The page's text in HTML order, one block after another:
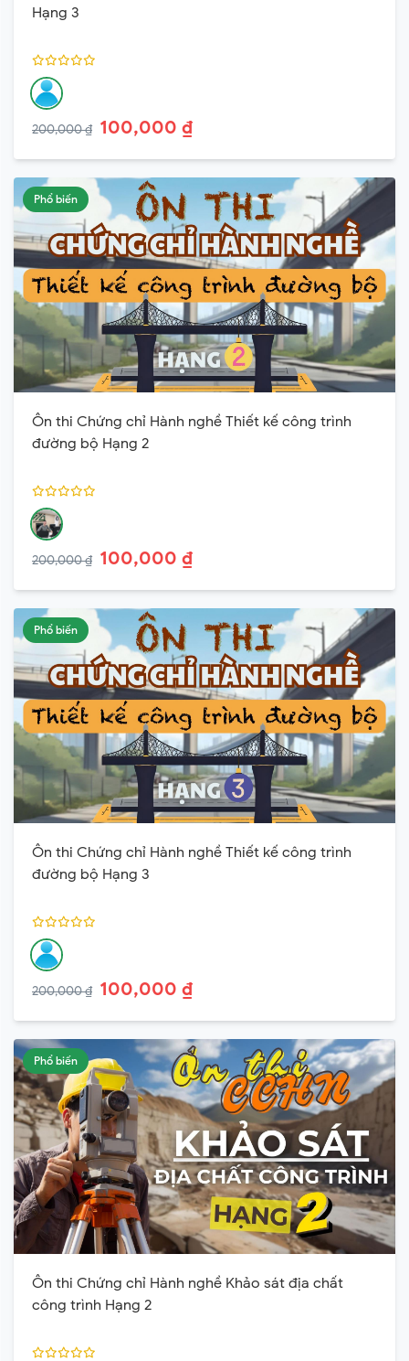
Hạng 3
200,000 ₫ 100,000 ₫
Phổ biến
Ôn thi Chứng chỉ Hành nghề Thiết kế công trình
đường bộ Hạng 2
200,000 ₫ 100,000 ₫
Phổ biến
Ôn thi Chứng chỉ Hành nghề Thiết kế công trình
đường bộ Hạng 3
200,000 ₫ 100,000 ₫
Phổ biến
Ôn thi Chứng chỉ Hành nghề Khảo sát địa chất
công trình Hạng 2